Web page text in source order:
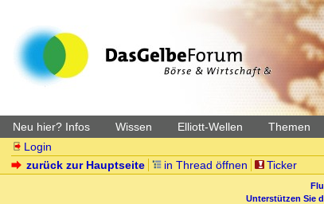
Neu hier? Infos Wissen Elliott-Wellen Themen
Login
zurück zur Hauptseite
in Thread öffnen Ticker
Unterstützen Sie